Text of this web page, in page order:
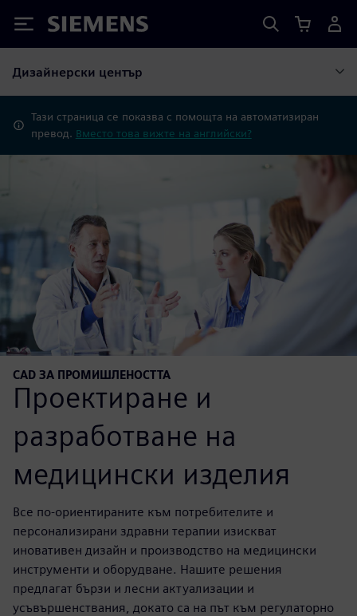
Siemens
Дизайнерски център
Тази страница се показва с помощта на автоматизиран
превод. Вместо това вижте на английски?
CAD ЗА ПРОМИШЛЕНОСТТА
Проектиране и
разработване на
медицински изделия
Все по-ориентираните към потребителите и
персонализирани здравни терапии изискват
иновативен дизайн и производство на медицински
инструменти и оборудване. Нашите решения
предлагат бързи и лесни актуализации и
усъвършенствания, докато са на път към регулаторно